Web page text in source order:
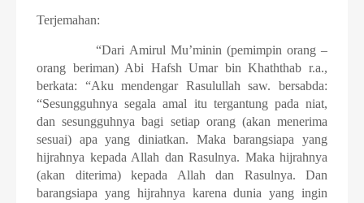
Terjemahan:
“Dari Amirul Mu’minin (pemimpin orang –
orang beriman) Abi Hafsh Umar bin Khaththab r.a.,
berkata: “Aku mendengar Rasulullah saw. bersabda:
“Sesungguhnya segala amal itu tergantung pada niat,
dan sesungguhnya bagi setiap orang (akan menerima
sesuai) apa yang diniatkan. Maka barangsiapa yang
hijrahnya kepada Allah dan Rasulnya. Maka hijrahnya
(akan diterima) kepada Allah dan Rasulnya. Dan
barangsiapa yang hijrahnya karena dunia yang ingin